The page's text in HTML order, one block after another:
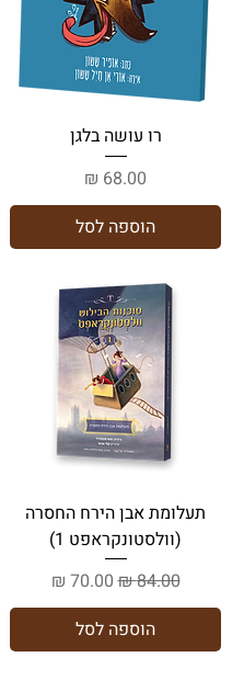
רו עושה בלגן
מחיר
הוספה לסל
תעלומת אבן הירח החסרה
(וולסטונקראפט 1)
מחיר רגיל‏84.00 ‏₪ מחיר מבצע
הוספה לסל